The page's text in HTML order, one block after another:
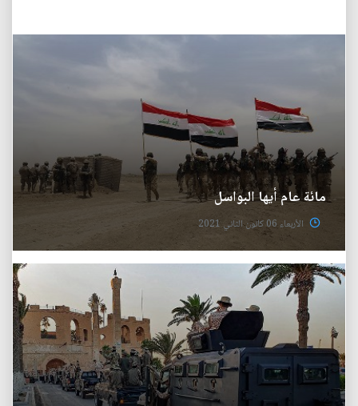
مائة عام أيها البواسل
الأربعاء 06 كانون الثاني 2021